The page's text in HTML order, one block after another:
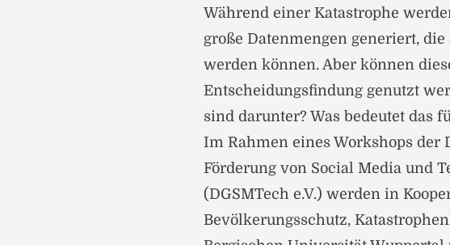
Während einer Katastrophe
große Datenmengen generiert,
werden können. Aber können
Entscheidungsfindung genutzt
sind darunter? Was bedeutet das
Im Rahmen eines Workshops der
Förderung von Social Media und
(DGSMTech e.V.) werden in
Bevölkerungsschutz,